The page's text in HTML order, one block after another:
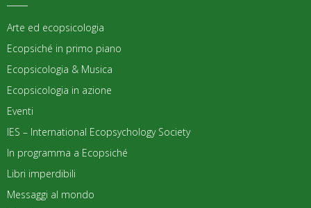
Arte ed ecopsicologia
Ecopsiché in primo piano
Ecopsicologia & Musica
Ecopsicologia in azione
Eventi
IES – International Ecopsychology Society
In programma a Ecopsiché
Libri imperdibili
Messaggi al mondo